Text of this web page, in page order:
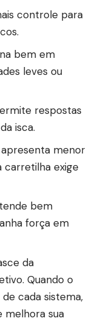
controle para
bem em
leves ou
respostas
isca.
menor
carretilha exige
bem
força em
da
Quando o
cada sistema,
melhora sua